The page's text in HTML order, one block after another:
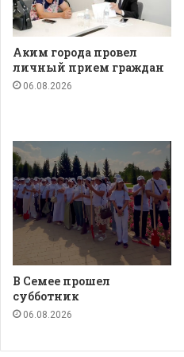
Аким города провел
личный прием граждан
06.08.2026
В Семее прошел
субботник
06.08.2026